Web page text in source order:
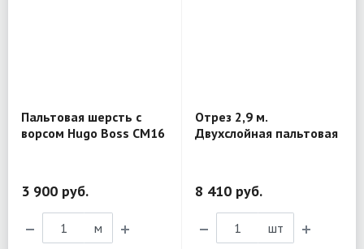
Пальтовая шерсть с
ворсом Hugo Boss CM16
3 900 руб.
м
Отрез 2,9 м.
Двухслойная пальтовая
8 410 руб.
шт